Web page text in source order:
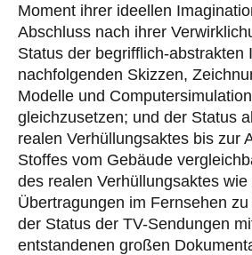
Moment ihrer ideellen
Abschluss nach ihrer
Status der begrifflich-abstrakten
nachfolgenden Skizzen,
Modelle und
gleichzusetzen; und der Status
realen Verhüllungsaktes bis zur
Stoffes vom Gebäude
des realen Verhüllungsaktes
Übertragungen im Fernsehen
der Status der TV-Sendungen
entstandenen großen